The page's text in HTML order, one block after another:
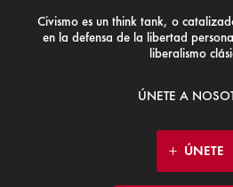
Civismo es un think tank, o
en la defensa de la libertad
liberalismo
ÚNETE A
ÚNETE